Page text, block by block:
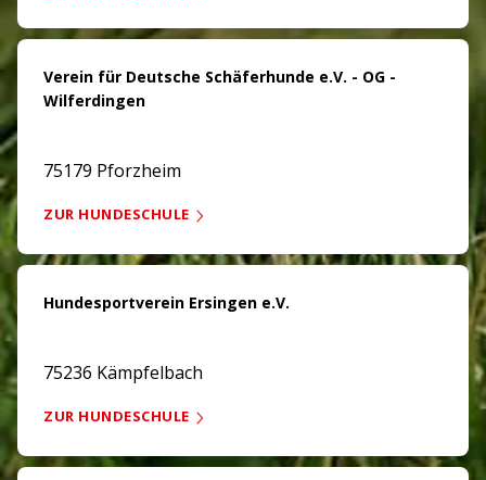
Verein für Deutsche Schäferhunde e.V. - OG -
Wilferdingen
75179 Pforzheim
ZUR HUNDESCHULE
Hundesportverein Ersingen e.V.
75236 Kämpfelbach
ZUR HUNDESCHULE